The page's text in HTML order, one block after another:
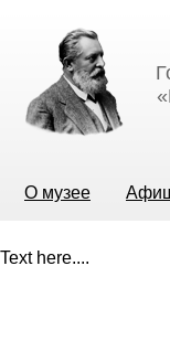
О музее
Text here....